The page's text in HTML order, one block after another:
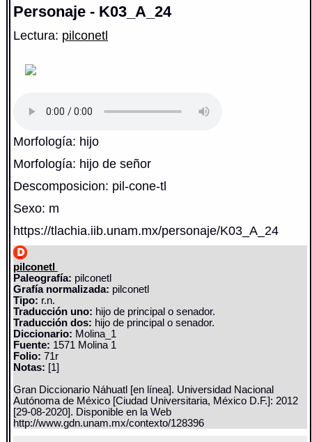
Personaje - K03_A_24
Lectura: pilconetl
Morfología: hijo
Morfología: hijo de señor
Descomposicion: pil-cone-tl
Sexo: m
https://tlachia.iib.unam.mx/personaje/K03_A_24
pilconetl
Paleografía: pilconetl
Grafía normalizada: pilconetl
Tipo: r.n.
Traducción uno: hijo de principal o senador.
Traducción dos: hijo de principal o senador.
Diccionario: Molina_1
Fuente: 1571 Molina 1
Folio: 71r
Notas: [1]
Gran Diccionario Náhuatl [en línea]. Universidad Nacional
Autónoma de México [Ciudad Universitaria, México D.F.]: 2012
[29-08-2020]. Disponible en la Web
http://www.gdn.unam.mx/contexto/128396